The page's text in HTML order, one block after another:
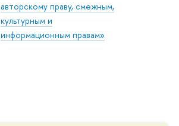
авторскому праву, смежным,
культурным и
информационным правам»